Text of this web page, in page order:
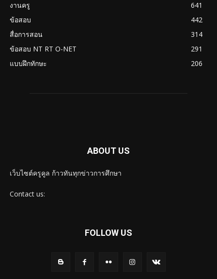
งานครู
641
ข้อสอบ
442
สื่อการสอน
314
ข้อสอบ NT RT O-NET
291
แบบฝึกทักษะ
206
ABOUT US
เว็บไซต์ครูคูล ก้าวทันทุกข่าวการศึกษา
Contact us:
FOLLOW US